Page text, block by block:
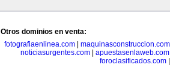
Otros dominios en venta:
fotografiaenlinea.com
maquinasconstruccion.com
noticiasurgentes.com| apuestasenlaweb.com
foroclasificados.com|